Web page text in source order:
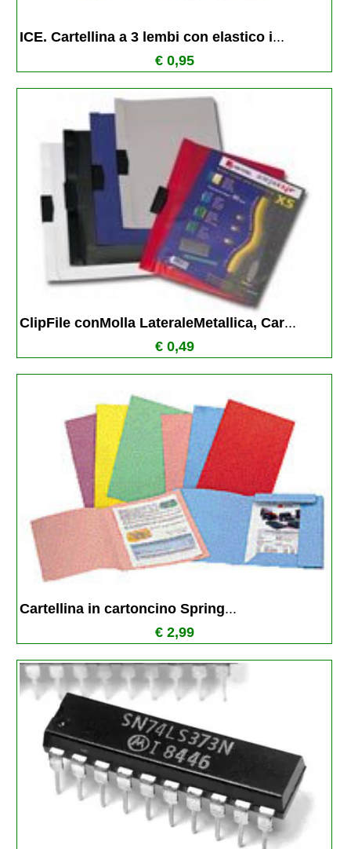
ICE. Cartellina a 3 lembi con elastico i...
€ 0,95
ClipFile conMolla LateraleMetallica, Car...
€ 0,49
Cartellina in cartoncino Spring...
€ 2,99